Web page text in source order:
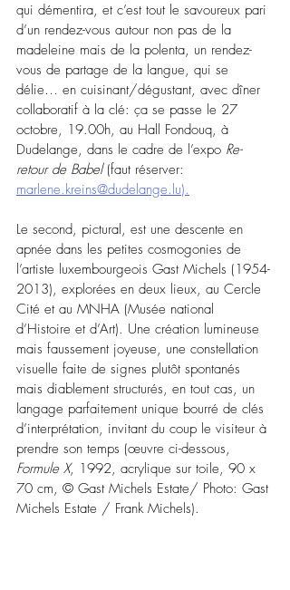
qui démentira, et c’est tout le savoureux pari
d’un rendez-vous autour non pas de la
madeleine mais de la polenta, un rendez-
vous de partage de la langue, qui se
délie… en cuisinant/dégustant, avec dîner
collaboratif à la clé: ça se passe le 27
octobre, 19.00h, au Hall Fondouq, à
Dudelange, dans le cadre de l’expo Re-
retour de Babel (faut réserver:
marlene.kreins@dudelange.lu).
Le second, pictural, est une descente en
apnée dans les petites cosmogonies de
l’artiste luxembourgeois Gast Michels (1954-
2013), explorées en deux lieux, au Cercle
Cité et au MNHA (Musée national
d’Histoire et d’Art). Une création lumineuse
mais faussement joyeuse, une constellation
visuelle faite de signes plutôt spontanés
mais diablement structurés, en tout cas, un
langage parfaitement unique bourré de clés
d’interprétation, invitant du coup le visiteur à
prendre son temps (œuvre ci-dessous,
Formule X, 1992, acrylique sur toile, 90 x
70 cm, © Gast Michels Estate/ Photo: Gast
Michels Estate / Frank Michels).